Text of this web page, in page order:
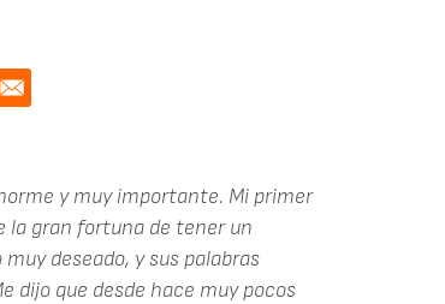
y muy importante. Mi primer
la gran fortuna de tener un
deseado, y sus palabras
dijo que desde hace muy pocos